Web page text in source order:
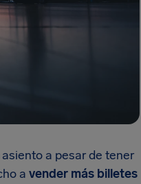
a pesar de tener
a vender más billetes